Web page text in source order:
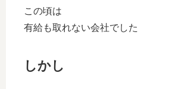
この頃は
有給も取れない会社でした
しかし